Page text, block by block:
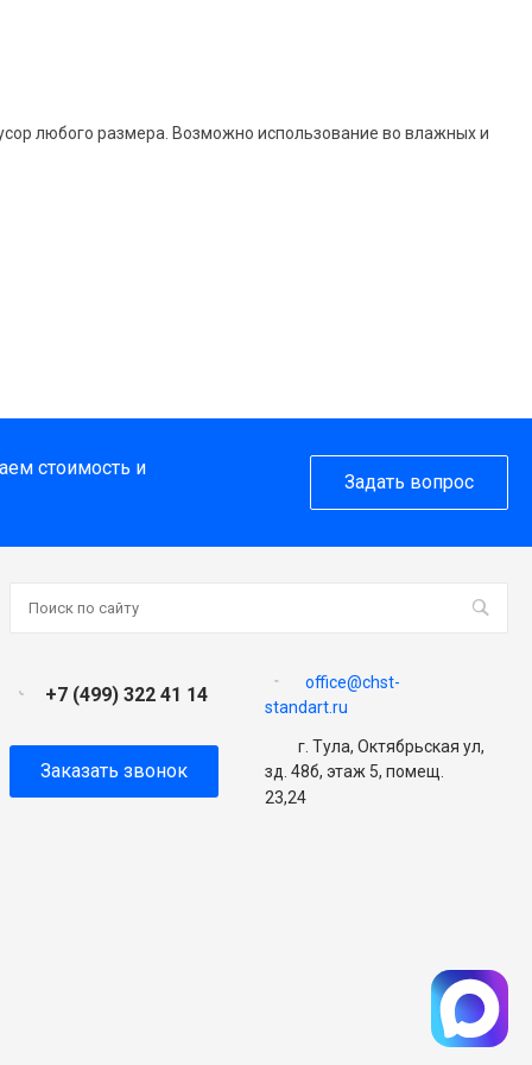
любого размера. Возможно использование во влажных и
стоимость и
Задать вопрос
+7 (499) 322 41 14
office@chst-
standart.ru
Заказать звонок
г. Тула, Октябрьская ул,
зд. 48б, этаж 5, помещ.
23,24